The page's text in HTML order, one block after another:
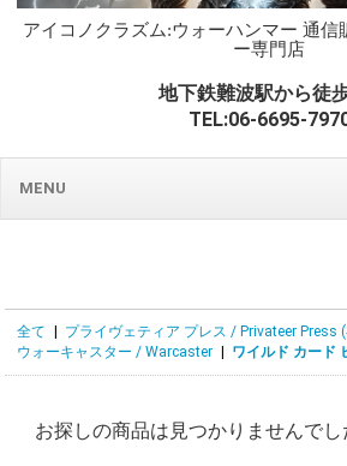
アイコノクラズム:ウォーハンマー 通信
ー専門店
地下鉄難波駅から徒
TEL:06-6695-
MENU
全て プライヴェティア プレス / Privateer Press
ウォーキャスター / Warcaster
ワイルド カード
お探しの商品は見つかりませんでし